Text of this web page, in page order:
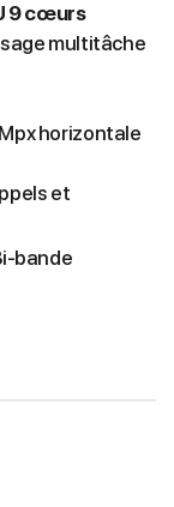
9 cœurs
multitâche
horizontale
et